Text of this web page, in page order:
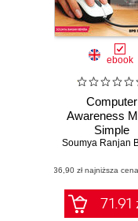
ebook
Computer
Awareness
Simple
(36,90 zł najniższa
71.91